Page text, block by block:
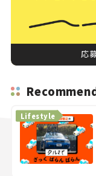
応
Lifestyle